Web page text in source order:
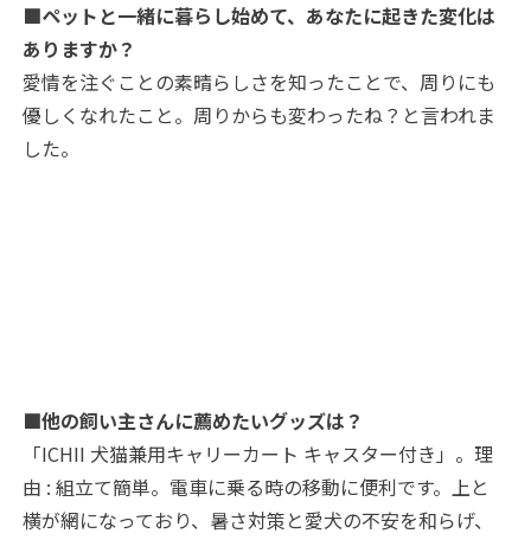
■ペットと一緒に暮らし始めて、あなたに起きた変化は
ありますか？
愛情を注ぐことの素晴らしさを知ったことで、周りにも
優しくなれたこと。周りからも変わったね？と言われま
した。
■他の飼い主さんに薦めたいグッズは？
「ICHII 犬猫兼用キャリーカート キャスター付き」。理
由 : 組立て簡単。電車に乗る時の移動に便利です。上と
横が網になっており、暑さ対策と愛犬の不安を和らげ、